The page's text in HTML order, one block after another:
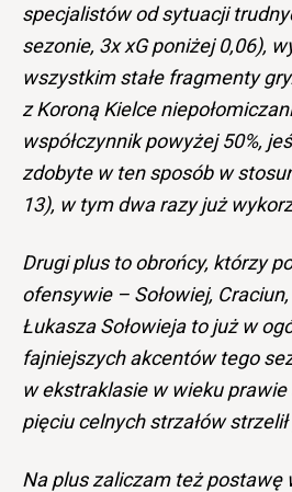
specjalistów od sytuacji
sezonie, 3x xG poniżej 0,06),
wszystkim stałe fragmenty
z Koroną Kielce
współczynnik powyżej 50%,
zdobyte w ten sposób w
13), w tym dwa razy już
Drugi plus to obrońcy, którzy
ofensywie – Sołowiej,
Łukasza Sołowieja to już w
fajniejszych akcentów tego
w ekstraklasie w wieku
pięciu celnych strzałów
Na plus zaliczam też postawę